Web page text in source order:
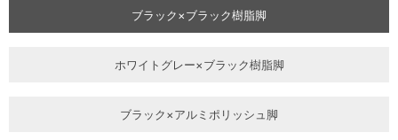
ブラック×ブラック樹脂脚
ホワイトグレー×ブラック樹脂脚
ブラック×アルミポリッシュ脚